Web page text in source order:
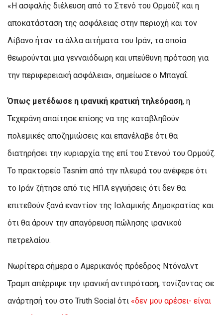
«Η ασφαλής διέλευση από το Στενό του Ορμούζ και η
αποκατάσταση της ασφάλειας στην περιοχή και τον
Λίβανο ήταν τα άλλα αιτήματα του Ιράν, τα οποία
θεωρούνται μια γενναιόδωρη και υπεύθυνη πρόταση για
την περιφερειακή ασφάλεια», σημείωσε ο Μπαγαΐ.
Όπως μετέδωσε η ιρανική κρατική τηλεόραση, η
Τεχεράνη απαίτησε επίσης να της καταβληθούν
πολεμικές αποζημιώσεις και επανέλαβε ότι θα
διατηρήσει την κυριαρχία της επί του Στενού του Ορμούζ.
Το πρακτορείο Tasnim από την πλευρά του ανέφερε ότι
το Ιράν ζήτησε από τις ΗΠΑ εγγυήσεις ότι δεν θα
επιτεθούν ξανά εναντίον της Ισλαμικής Δημοκρατίας και
ότι θα άρουν την απαγόρευση πώλησης ιρανικού
πετρελαίου.
Νωρίτερα σήμερα ο Αμερικανός πρόεδρος Ντόναλντ
Τραμπ απέρριψε την ιρανική αντιπρόταση, τονίζοντας σε
ανάρτησή του στο Truth Social ότι «δεν μου αρέσει- είναι